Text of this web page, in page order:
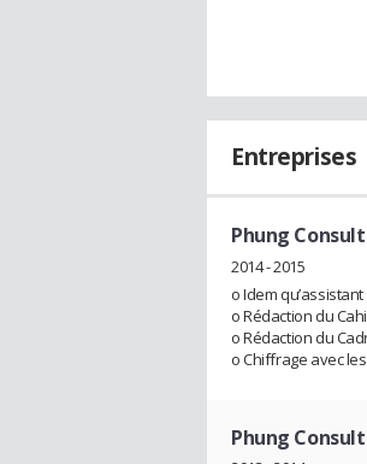
Entreprises
Phung
2014 - 2015
o Idem
o Rédaction du
o Rédaction du
o Chiffrage avec
Phung